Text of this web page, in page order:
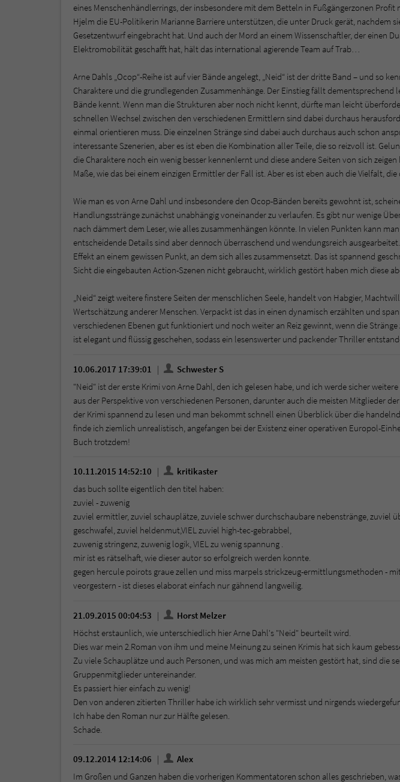
eines Menschenhändlerrings, der insbesondere mit dem Betteln in Fußgängerzonen Profit
Hjelm die EU-Politikerin Marianne Barriere unterstützen, die unter Druck gerät, nachdem
Gesetzentwurf eingebracht hat. Und auch der Mord an einem Wissenschaftler, der einen
Elektromobilität geschafft hat, hält das international agierende Team auf Trab…
Arne Dahls „Ocop“-Reihe ist auf vier Bände angelegt, „Neid“ ist der dritte Band – und so
Charaktere und die grundlegenden Zusammenhänge. Der Einstieg fällt dementsprechend
Bände kennt. Wenn man die Strukturen aber noch nicht kennt, dürfte man leicht
schnellen Wechsel zwischen den verschiedenen Ermittlern sind dabei durchaus
einmal orientieren muss. Die einzelnen Stränge sind dabei auch durchaus auch schon
interessante Szenerien, aber es ist eben die Kombination aller Teile, die so reizvoll ist.
die Charaktere noch ein wenig besser kennenlernt und diese andere Seiten von sich
Maße, wie das bei einem einzigen Ermittler der Fall ist. Aber es ist eben auch die Vielfalt,
Wie man es von Arne Dahl und insbesondere den Ocop-Bänden bereits gewohnt ist,
Handlungsstränge zunächst unabhängig voneinander zu verlaufen. Es gibt nur wenige
nach dämmert dem Leser, wie alles zusammenhängen könnte. In vielen Punkten kann
entscheidende Details sind aber dennoch überraschend und wendungsreich
Effekt an einem gewissen Punkt, an dem sich alles zusammensetzt. Das ist spannend
Sicht die eingebauten Action-Szenen nicht gebraucht, wirklich gestört haben mich diese
„Neid“ zeigt weitere finstere Seiten der menschlichen Seele, handelt von Habgier,
Wertschätzung anderer Menschen. Verpackt ist das in einen dynamisch erzählten und
verschiedenen Ebenen gut funktioniert und noch weiter an Reiz gewinnt, wenn die
ist elegant und flüssig geschehen, sodass ein lesenswerter und packender Thriller
10.06.2017 17:39:01
Schwester S
"Neid" ist der erste Krimi von Arne Dahl, den ich gelesen habe, und ich werde sicher
aus der Perspektive von verschiedenen Personen, darunter auch die meisten Mitglieder
der Krimi spannend zu lesen und man bekommt schnell einen Überblick über die
finde ich ziemlich unrealistisch, angefangen bei der Existenz einer operativen Europol-
Buch trotzdem!
10.11.2015 14:52:10
kritikaster
das buch sollte eigentlich den titel haben:
zuviel - zuwenig
zuviel ermittler, zuviel schauplätze, zuviele schwer durchschaubare nebenstränge, zuviel
geschwafel, zuviel heldenmut,VIEL zuviel high-tec-gebrabbel,
zuwenig stringenz, zuwenig logik, VIEL zu wenig spannung .
mir ist es rätselhaft, wie dieser autor so erfolgreich werden konnte.
gegen hercule poirots graue zellen und miss marpels strickzeug-ermittlungsmethoden -
veorgestern - ist dieses elaborat einfach nur gähnend langweilig.
21.09.2015 00:04:53
Horst Melzer
Höchst erstaunlich, wie unterschiedlich hier Arne Dahl's "Neid" beurteilt wird.
Dies war mein 2.Roman von ihm und meine Meinung zu seinen Krimis hat sich kaum
Zu viele Schauplätze und auch Personen, und was mich am meisten gestört hat, sind die
Gruppenmitglieder untereinander.
Es passiert hier einfach zu wenig!
Den von anderen zitierten Thriller habe ich wirklich sehr vermisst und nirgends
Ich habe den Roman nur zur Hälfte gelesen.
Schade.
09.12.2014 12:14:06
Alex
Im Großen und Ganzen haben die vorherigen Kommentatoren schon alles geschrieben,